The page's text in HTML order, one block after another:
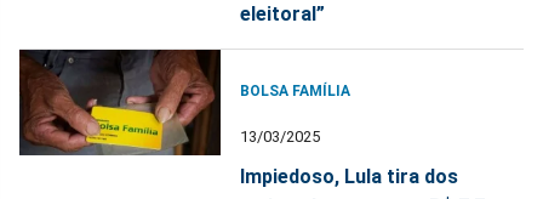
eleitoral”
BOLSA FAMÍLIA
13/03/2025
Impiedoso, Lula tira dos